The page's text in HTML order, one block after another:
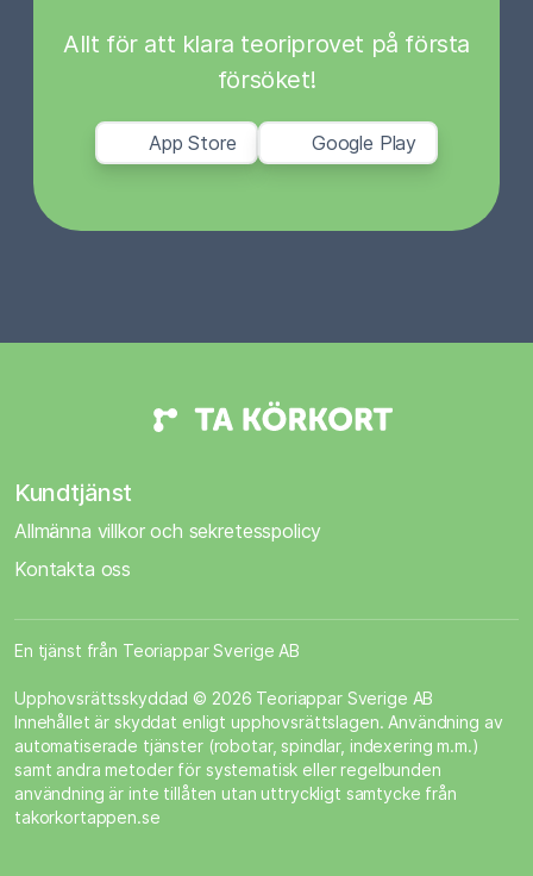
Allt för att klara teoriprovet på första
försöket!
App Store Google Play
Kundtjänst
Allmänna villkor och sekretesspolicy
Kontakta oss
En tjänst från Teoriappar Sverige AB
Upphovsrättsskyddad © 2026 Teoriappar Sverige AB
Innehållet är skyddat enligt upphovsrättslagen. Användning av
automatiserade tjänster (robotar, spindlar, indexering m.m.)
samt andra metoder för systematisk eller regelbunden
användning är inte tillåten utan uttryckligt samtycke från
takorkortappen.se